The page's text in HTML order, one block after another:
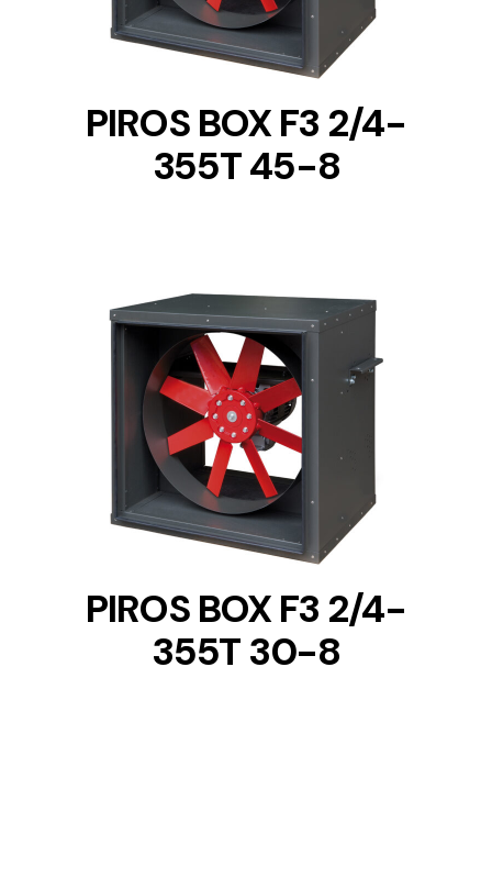
PIROS BOX F3 2/4-
355T 45-8
DETAILS
PIROS BOX F3 2/4-
355T 30-8